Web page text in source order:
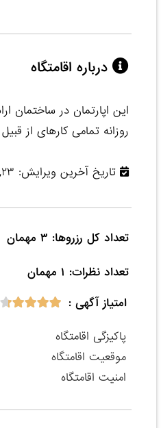
درباره اقامتگاه
این اپارتمان در ساختمان
روزانه تمامی کارهای از
تاریخ آخرین ویرایش: ۱۴۰۱,۵,۲۳
تعداد نظرات: ۱ مهمان
امتیاز آگهی :
پاکیزگی اقامتگاه
موقعیت اقامتگاه
امنیت اقامتگاه